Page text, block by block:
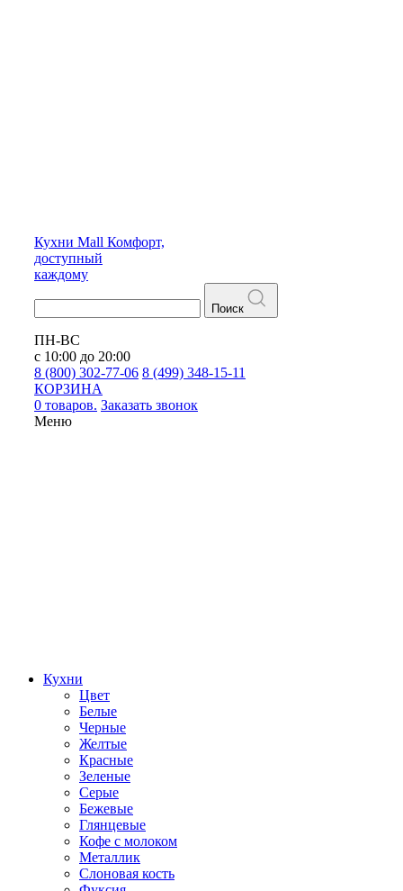
Кухни Mall Комфорт,
доступный
каждому
Поиск
ПН-ВС
с 10:00 до 20:00
8 (800) 302-77-06 8 (499) 348-15-11
КОРЗИНА
0 товаров. Заказать звонок
Меню
Кухни
Цвет
Белые
Черные
Желтые
Красные
Зеленые
Серые
Бежевые
Глянцевые
Кофе с молоком
Металлик
Слоновая кость